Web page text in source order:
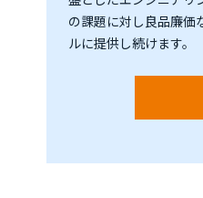
の課題に対し良品廉価
ルに提供し続けます。